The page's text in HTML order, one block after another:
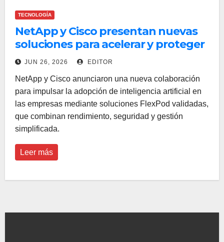
TECNOLOGÍA
NetApp y Cisco presentan nuevas
soluciones para acelerar y proteger
la adopción de IA
JUN 26, 2026 EDITOR
NetApp y Cisco anunciaron una nueva colaboración
para impulsar la adopción de inteligencia artificial en
las empresas mediante soluciones FlexPod validadas,
que combinan rendimiento, seguridad y gestión
simplificada.
Leer más